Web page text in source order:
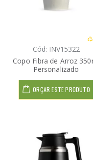
Cód: INV15322
Copo Fibra de Arroz
Personalizado
ORÇAR ESTE PRODUTO